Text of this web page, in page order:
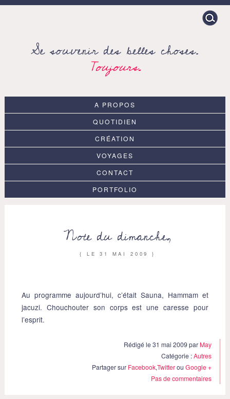
Search
for:
Se souvenir des belles choses.
Toujours.
A PROPOS
QUOTIDIEN
CRÉATION
VOYAGES
CONTACT
PORTFOLIO
Note du dimanche,
{ LE31 MAI 2009 }
Au programme aujourd’hui, c’était Sauna, Hammam et
jacuzi. Chouchouter son corps est une caresse pour
l’esprit.
Rédigé le 31 mai 2009 par May
Catégorie :Autres
Partager sur Facebook,TwitterouGoogle +
Pas de commentaires